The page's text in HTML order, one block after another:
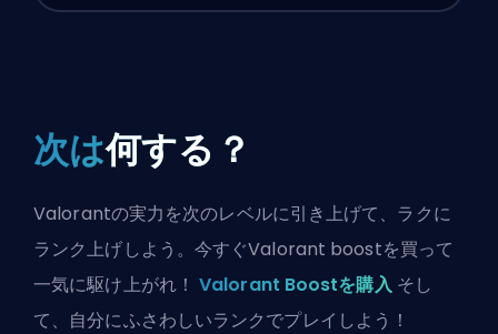
次は何する？
Valorantの実力を次のレベルに引き上げて、ラクに
ランク上げしよう。今すぐValorant boostを買って
一気に駆け上がれ！ Valorant Boostを購入そし
て、自分にふさわしいランクでプレイしよう！